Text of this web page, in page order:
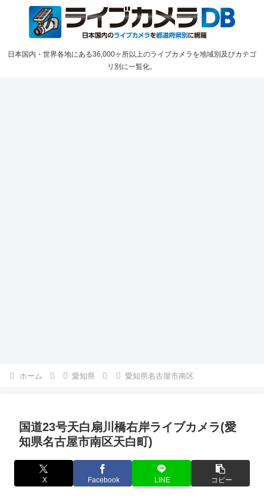
日本国内・世界各地にある36,000ヶ所以上のライブカメラを地域別及びカテゴ
リ別に一覧化。
ホーム 愛知県 愛知県名古屋市南区
国道23号天白扇川橋右岸ライブカメラ(愛
知県名古屋市南区天白町)
X Facebook LINE コピー